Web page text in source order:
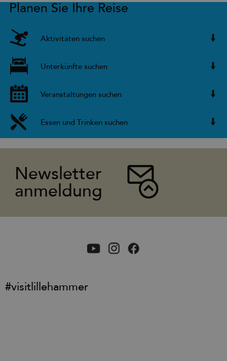
Planen Sie Ihre Reise
Aktivitäten suchen
Unterkünfte suchen
Veranstaltungen suchen
Essen und Trinken suchen
Newsletter
anmeldung
#visitlillehammer